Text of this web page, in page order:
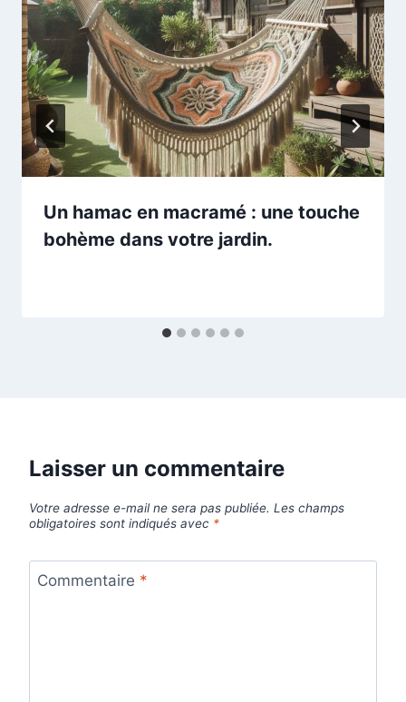
Un hamac en macramé : une touche
bohème dans votre jardin.
Laisser un commentaire
Votre adresse e-mail ne sera pas publiée. Les champs
obligatoires sont indiqués avec *
Commentaire *